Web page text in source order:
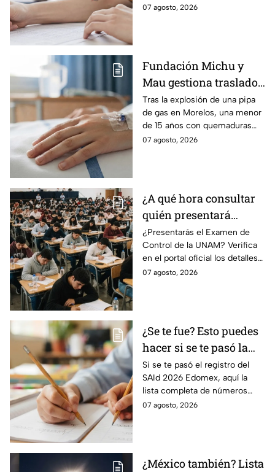
horario del Examen Control
07 agosto, 2026
Fundación Michu y
Mau gestiona traslado
a Texas de adolescente
herida en explosión de
una pipa de gas en
Morelos
Tras la explosión de una pipa
de gas en Morelos, una menor
de 15 años con quemaduras
graves será trasladada a
07 agosto, 2026
¿A qué hora consultar
quién presentará
examen de control?
¿Presentarás el Examen de
Control de la UNAM? Verifica
en el portal oficial los detalles
de tu cita y los puntajes
07 agosto, 2026
¿Se te fue? Esto puedes
hacer si se te pasó la
fecha de preinscripción
SAID Edomex 2026
Si se te pasó el registro del
SAId 2026 Edomex, aquí la
lista completa de números
telefónicos y correos de
07 agosto, 2026
¿México también? Lista